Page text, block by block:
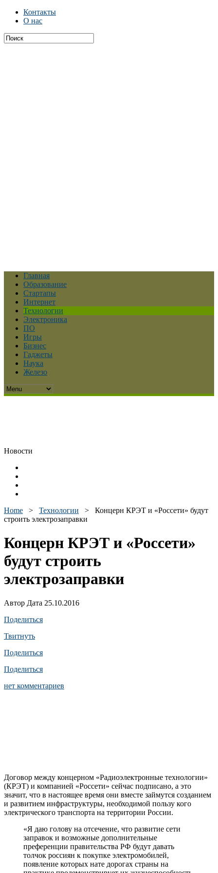
Контакты
О нас
Главная
Образование
Стартапы
Интернет
Технологии
Электроника
ПО
Игры
Бизнес
Гаджеты
Наука
Железо
Новости
Home > Технологии > Концерн КРЭТ и «Россети» будут
строить электрозаправки
Концерн КРЭТ и «Россети»
будут строить
электрозаправки
Автор Дата 25.10.2016
Поделиться
Твитнуть
Поделиться
Поделиться
нет комментариев
Договор между концерном «Радиоэлектронные технологии»
(КРЭТ) и компанией «Россети» сейчас подписано, а это
значит, что в настоящее время они вместе займутся созданием
и развитием инфраструктуры, необходимой пользу кого
электрического транспорта на территории России.
«Я даю голову на отсечение, что развитие сети
заправок и возможные дополнительные
преференции правительства РФ будут давать
толчок россиян к покупке электромобилей,
появление которых нате дорогах страны на